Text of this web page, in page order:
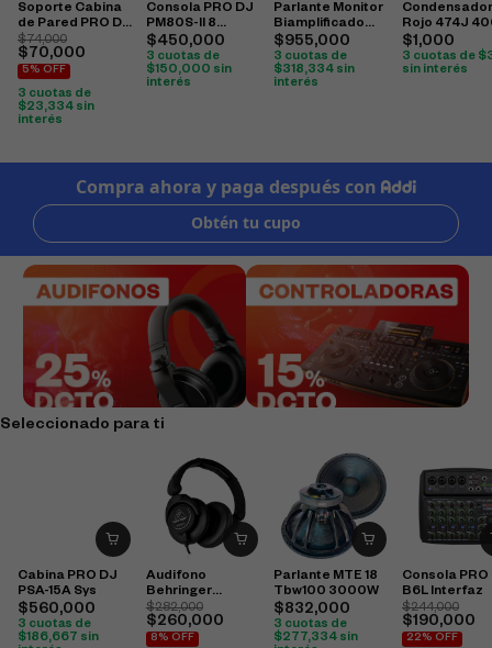
Soporte Cabina
de Pared PRO DJ
SP35H
$74,000
$ 70,000
5% OFF
3 cuotas de
$23,334 sin
interés
Consola PRO DJ
PM80S-II 8
Canales Análoga
Bluetooth / USB
$450,000
3 cuotas de
$150,000 sin
interés
Parlante Monitor
Biamplificado
Behringer K8
$955,000
3 cuotas de
$318,334 sin
interés
Condensador
Rojo 474J
Cbb22
$1,000
3 cuotas de $
sin interés
Seleccionado para ti
Cabina PRO DJ
PSA-15A Sys
$560,000
3 cuotas de
$186,667 sin
Audifono
Behringer
Hpx6000
$282,000
$260,000
8% OFF
Parlante MTE 18
Tbw100 3000W
$832,000
3 cuotas de
$277,334 sin
Consola PRO
B6L Interfaz
$244,000
$190,000
22% OFF